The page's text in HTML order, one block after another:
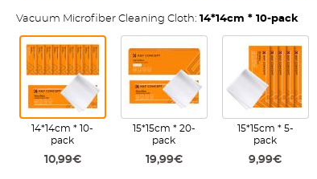
Vacuum Microfiber Cleaning Cloth: 14*14cm * 10-pack
14*14cm * 10-
pack
10,99€
15*15cm * 20-
pack
19,99€
15*15cm * 5-
pack
9,99€